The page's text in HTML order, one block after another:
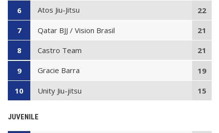
6 Atos Jiu-Jitsu 22
7 Qatar BJJ / Vision Brasil 21
8 Castro Team 21
9 Gracie Barra 19
10 Unity Jiu-jitsu 15
JUVENILE